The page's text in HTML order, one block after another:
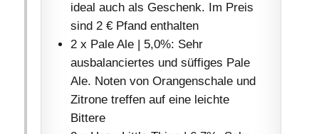
ideal auch als Geschenk. Im Preis
sind 2 € Pfand enthalten
2 x Pale Ale | 5,0%: Sehr
ausbalanciertes und süffiges Pale
Ale. Noten von Orangenschale und
Zitrone treffen auf eine leichte
Bittere